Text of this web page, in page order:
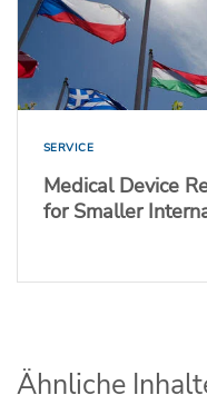
SERVICE
Medical Device
for Smaller
Ähnliche